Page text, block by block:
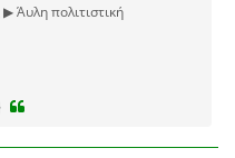
Άυλη πολιτιστική